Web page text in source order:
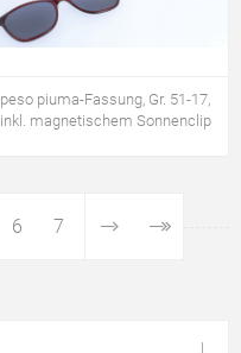
peso piuma-Fassung, Gr. 51-17,
inkl. magnetischem Sonnenclip
6 7